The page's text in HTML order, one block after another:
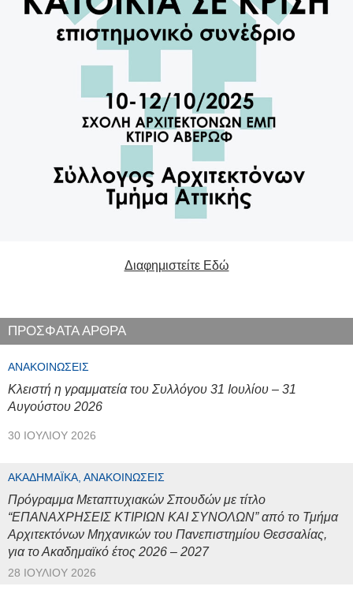
Διαφημιστείτε Εδώ
ΠΡΟΣΦΑΤΑ ΑΡΘΡΑ
ΑΝΑΚΟΙΝΏΣΕΙΣ
Κλειστή η γραμματεία του Συλλόγου 31 Ιουλίου – 31
Αυγούστου 2026
30 ΙΟΥΛΊΟΥ 2026
ΑΚΑΔΗΜΑΪΚΆ, ΑΝΑΚΟΙΝΏΣΕΙΣ
Πρόγραμμα Μεταπτυχιακών Σπουδών με τίτλο
“ΕΠΑΝΑΧΡΗΣΕΙΣ ΚΤΙΡΙΩΝ ΚΑΙ ΣΥΝΟΛΩΝ” από το Τμήμα
Αρχιτεκτόνων Μηχανικών του Πανεπιστημίου Θεσσαλίας,
για το Ακαδημαϊκό έτος 2026 – 2027
28 ΙΟΥΛΊΟΥ 2026